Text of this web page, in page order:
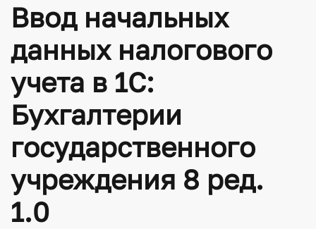
Ввод начальных
данных налогового
учета в 1С:
Бухгалтерии
государственного
учреждения 8 ред.
1.0